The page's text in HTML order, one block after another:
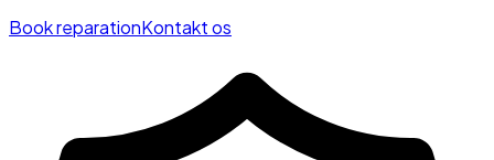
Book reparationKontakt os